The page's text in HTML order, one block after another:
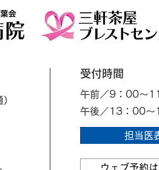
受付時間
午前／9：00～
午後／13：00
担当医
ウェブ予約